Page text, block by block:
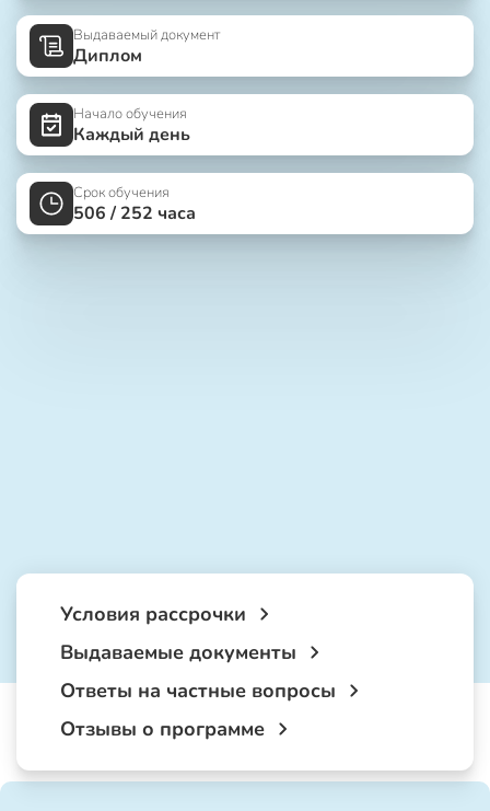
Выдаваемый документ
Диплом
Начало обучения
Каждый день
Срок обучения
506 / 252 часа
Условия рассрочки
Выдаваемые документы
Ответы на частные вопросы
Отзывы о программе